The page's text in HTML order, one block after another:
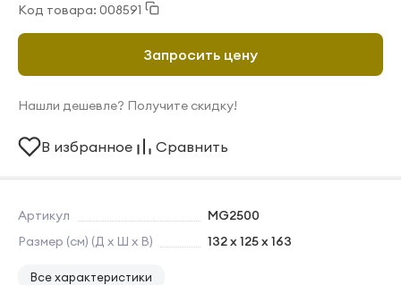
Код товара: 008591
Артикул
MG2500
Размер (см) (Д х Ш х В)
132 x 125 x 163
Все характеристики
Запросить цену
Нашли дешевле? Получите скидку!
В избранное Сравнить